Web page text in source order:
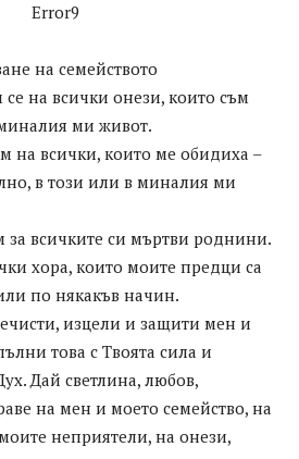
Error9
на семейството
на всички онези, които съм
ми живот.
на всички, които ме обидиха –
в този или в миналия ми
за всичките си мъртви роднини.
хора, които моите предци са
по някакъв начин.
изцели и защити мен и
това с Твоята сила и
Дай светлина, любов,
на мен и моето семейство, на
неприятели, на онези,